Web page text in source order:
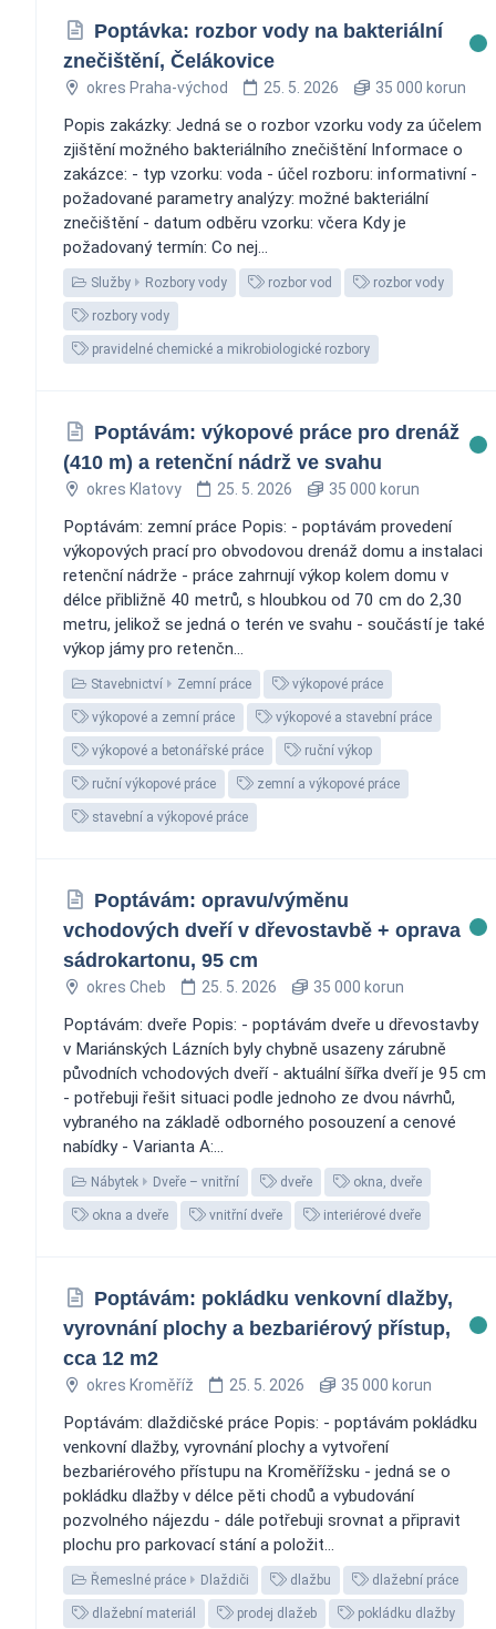
Poptávka: rozbor vody na bakteriální
znečištění, Čelákovice
okres Praha-východ 25. 5. 2026 35 000 korun
Popis zakázky: Jedná se o rozbor vzorku vody za účelem
zjištění možného bakteriálního znečištění Informace o
zakázce: - typ vzorku: voda - účel rozboru: informativní -
požadované parametry analýzy: možné bakteriální
znečištění - datum odběru vzorku: včera Kdy je
požadovaný termín: Co nej...
Služby Rozbory vody rozbor vod rozbor vody
rozbory vody
pravidelné chemické a mikrobiologické rozbory
Poptávám: výkopové práce pro drenáž
(410 m) a retenční nádrž ve svahu
okres Klatovy 25. 5. 2026 35 000 korun
Poptávám: zemní práce Popis: - poptávám provedení
výkopových prací pro obvodovou drenáž domu a instalaci
retenční nádrže - práce zahrnují výkop kolem domu v
délce přibližně 40 metrů, s hloubkou od 70 cm do 2,30
metru, jelikož se jedná o terén ve svahu - součástí je také
výkop jámy pro retenčn...
Stavebnictví Zemní práce výkopové práce
výkopové a zemní práce výkopové a stavební práce
výkopové a betonářské práce ruční výkop
ruční výkopové práce zemní a výkopové práce
stavební a výkopové práce
Poptávám: opravu/výměnu
vchodových dveří v dřevostavbě + oprava
sádrokartonu, 95 cm
okres Cheb 25. 5. 2026 35 000 korun
Poptávám: dveře Popis: - poptávám dveře u dřevostavby
v Mariánských Lázních byly chybně usazeny zárubně
původních vchodových dveří - aktuální šířka dveří je 95 cm
- potřebuji řešit situaci podle jednoho ze dvou návrhů,
vybraného na základě odborného posouzení a cenové
nabídky - Varianta A:...
Nábytek Dveře – vnitřní dveře okna, dveře
okna a dveře vnitřní dveře interiérové dveře
Poptávám: pokládku venkovní dlažby,
vyrovnání plochy a bezbariérový přístup,
cca 12 m2
okres Kroměříž 25. 5. 2026 35 000 korun
Poptávám: dlaždičské práce Popis: - poptávám pokládku
venkovní dlažby, vyrovnání plochy a vytvoření
bezbariérového přístupu na Kroměřížsku - jedná se o
pokládku dlažby v délce pěti chodů a vybudování
pozvolného nájezdu - dále potřebuji srovnat a připravit
plochu pro parkovací stání a položit...
Řemeslné práce Dlaždiči dlažbu dlažební práce
dlažební materiál prodej dlažeb pokládku dlažby